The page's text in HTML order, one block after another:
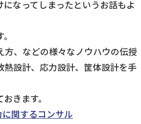
なってしまったというお話もよ
方、などの様々なノウハウの伝授
設計、応力設計、筐体設計を手
きます。
関するコンサル